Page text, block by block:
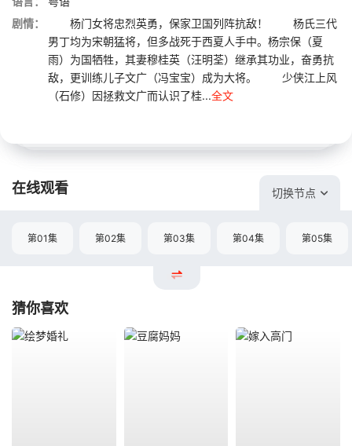
剧情：
杨门女将忠烈英勇，保家卫国列阵抗敌！ 杨氏三代
男丁均为宋朝猛将，但多战死于西夏人手中。杨宗保（夏
雨）为国牺牲，其妻穆桂英（汪明荃）继承其功业，奋勇抗
敌，更训练儿子文广（冯宝宝）成为大将。 少侠江上风
（石修）因拯救文广而认识了桂...全文
在线观看 切换节点
第01集 第02集 第03集 第04集 第05集
猜你喜欢